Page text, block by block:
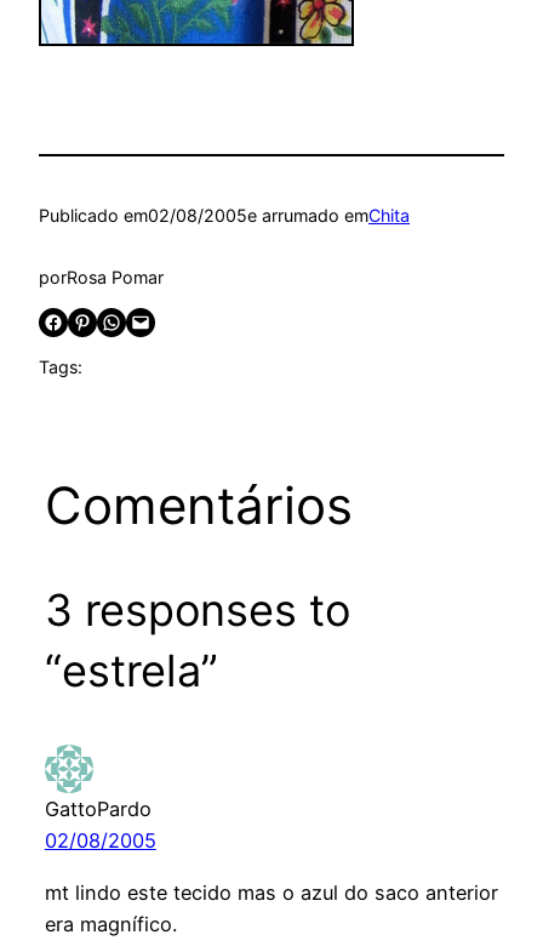
Publicado em02/08/2005e arrumado emChita
porRosa Pomar
Share on Facebook Share on Pinterest Share on WhatsApp Email this Page
Tags:
Comentários
3 responses to
“estrela”
GattoPardo
02/08/2005
mt lindo este tecido mas o azul do saco anterior
era magnífico.